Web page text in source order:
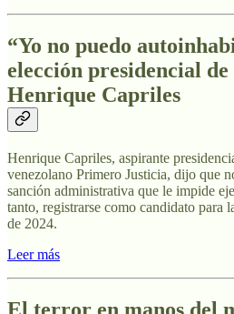
“Yo no puedo
elección presidencial de
Henrique Capriles
Henrique Capriles, aspirante
venezolano Primero Justicia, dijo que
sanción administrativa que le impide
tanto, registrarse como candidato para
de 2024.
Leer más